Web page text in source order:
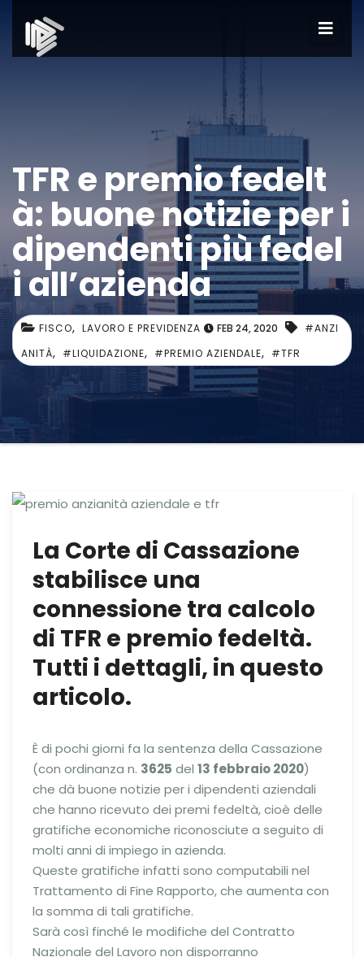
TFR e premio fedelt
à: buone notizie per i
dipendenti più fedel
i all’azienda
FISCO, LAVORO E PREVIDENZA FEB 24, 2020
#ANZI
ANITÀ, #LIQUIDAZIONE, #PREMIO AZIENDALE, #TFR
La Corte di Cassazione
stabilisce una
connessione tra calcolo
di TFR e premio fedeltà.
Tutti i dettagli, in questo
articolo.
È di pochi giorni fa la sentenza della Cassazione
(con ordinanza n. 3625 del 13 febbraio 2020)
che dà buone notizie per i dipendenti aziendali
che hanno ricevuto dei premi fedeltà, cioè delle
gratifiche economiche riconosciute a seguito di
molti anni di impiego in azienda.
Queste gratifiche infatti sono computabili nel
Trattamento di Fine Rapporto, che aumenta con
la somma di tali gratifiche.
Sarà così finché le modifiche del Contratto
Nazionale del Lavoro non disporranno